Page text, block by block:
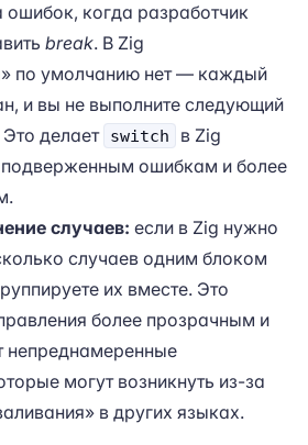
ошибок, когда разработчик
break. В Zig
по умолчанию нет — каждый
и вы не выполните следующий
делает switch
в Zig
ошибкам и более
случаев: если в Zig нужно
случаев одним блоком
их вместе. Это
более прозрачным и
непреднамеренные
могут возникнуть из-за
в других языках.